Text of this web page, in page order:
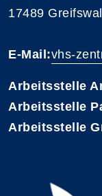
17489
E-Mail:vhs-
Arbeitsstelle
Arbeitsstelle
Arbeitsstelle